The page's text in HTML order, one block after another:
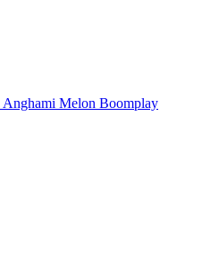
Anghami Melon Boomplay